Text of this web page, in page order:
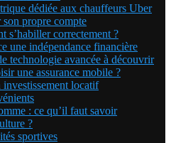
dédiée aux chauffeurs Uber
propre compte
s’habiller correctement ?
une indépendance financière
technologie avancée à découvrir
une assurance mobile ?
investissement locatif
: ce qu’il faut savoir
?
sportives